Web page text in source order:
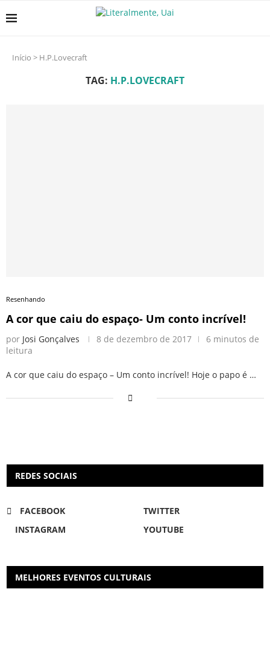
Início > H.P.Lovecraft
TAG: H.P.LOVECRAFT
Resenhando
A cor que caiu do espaço- Um conto incrível!
por Josi Gonçalves 8 de dezembro de 2017
6 minutos de
leitura
A cor que caiu do espaço – Um conto incrível! Hoje o papo é …
REDES SOCIAIS
FACEBOOK
TWITTER
INSTAGRAM
YOUTUBE
MELHORES EVENTOS CULTURAIS